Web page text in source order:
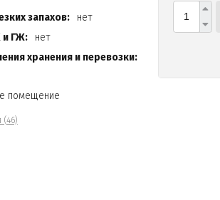
запахов:
нет
и ГЖ:
нет
хранения и перевозки:
помещение
(46)